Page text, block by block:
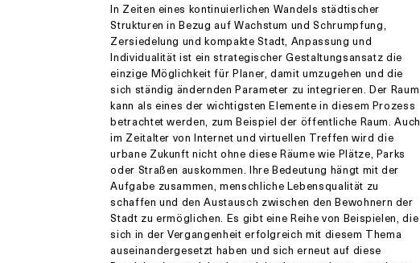
In Zeiten eines kontinuierlichen Wandels städtischer
Strukturen in Bezug auf Wachstum und Schrumpfung,
Zersiedelung und kompakte Stadt, Anpassung und
Individualität ist ein strategischer Gestaltungsansatz die
einzige Möglichkeit für Planer, damit umzugehen und die
sich ständig ändernden Parameter zu integrieren. Der Raum
kann als eines der wichtigsten Elemente in diesem Prozess
betrachtet werden, zum Beispiel der öffentliche Raum. Auch
im Zeitalter von Internet und virtuellen Treffen wird die
urbane Zukunft nicht ohne diese Räume wie Plätze, Parks
oder Straßen auskommen. Ihre Bedeutung hängt mit der
Aufgabe zusammen, menschliche Lebensqualität zu
schaffen und den Austausch zwischen den Bewohnern der
Stadt zu ermöglichen. Es gibt eine Reihe von Beispielen, die
sich in der Vergangenheit erfolgreich mit diesem Thema
auseinandergesetzt haben und sich erneut auf diese